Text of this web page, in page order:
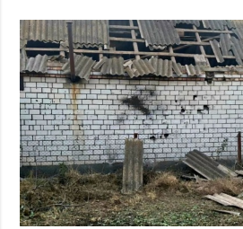
Economía
Defensa
Sociedad y
Cultura
Deportes
Crimen
Desastres y
emergencias